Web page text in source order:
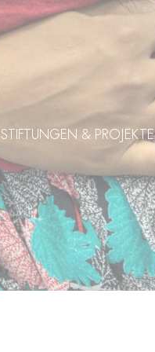
STIFTUNGEN & PROJEKTE